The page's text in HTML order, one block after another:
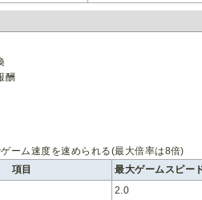
酬
ーム速度を速められる(最大倍率は8倍)
項目
最大ゲームスピー
2.0